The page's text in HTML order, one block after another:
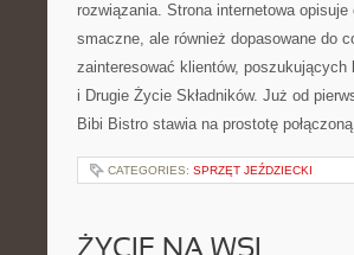
rozwiązania. Strona internetowa
smaczne, ale również dopasowane do
zainteresować klientów,
i Drugie Życie Składników. Już od
Bibi Bistro stawia na prostotę
CATEGORIES: SPRZĘT JEŹDZIECKI